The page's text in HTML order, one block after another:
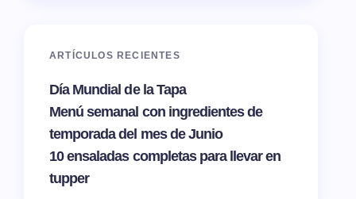
ARTÍCULOS RECIENTES
Día Mundial de la Tapa
Menú semanal con ingredientes de
temporada del mes de Junio
10 ensaladas completas para llevar en
tupper